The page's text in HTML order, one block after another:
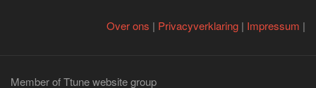
Over ons | Privacyverklaring | Impressum |
Member of Ttune website group